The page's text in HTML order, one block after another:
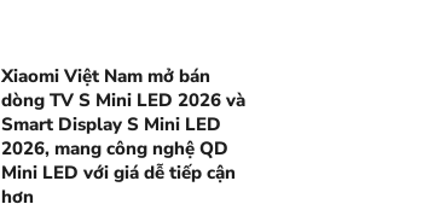
Xiaomi Việt Nam mở bán
dòng TV S Mini LED 2026 và
Smart Display S Mini LED
2026, mang công nghệ QD
Mini LED với giá dễ tiếp cận
hơn